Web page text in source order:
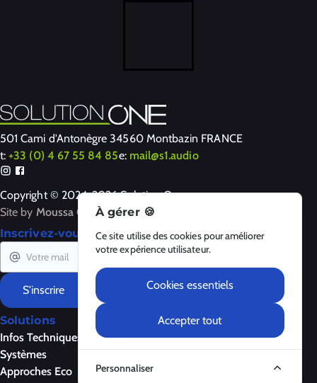
501 Cami d'Antonègre 34560 Montbazin FRANCE
t:+33 (0) 4 67 55 84 85e: mail@s1.audio
Copyright © 2024-2026 Solution One
Site by Moussa Clarke
Inscrivez-vous à notre newsletter
S'inscrire
Solutions
Infos Techniques
Systèmes
Approches Eco
Enceintes
Amplificateurs
Contrôleurs
A Propos
À propos
Contactez-nous
À gérer 🍪
Ce site utilise des cookies pour améliorer
votre expérience utilisateur.
Cookies essentiels
Accepter tout
Personnaliser